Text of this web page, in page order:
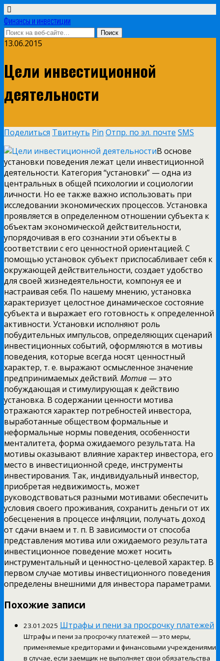
Финансы и инвестиции
13.06.2015
Цели инвестиционной
деятельности
Поделиться Твитнуть Pin Отпр. по эл. почте SMS
В основе
установки поведения лежат цели инвестиционной
деятельности. Категория “установки” — одна из
центральных в общей психологии и социологии
личности. Но ее также важно использовать при
исследовании экономических процессов. Установка
проявляется в определенном отношении субъекта к
объектам экономической действительности,
упорядочивая в его сознании эти объекты в
соответствии с его ценностной ориентацией. С
помощью установок субъект приспосабливает себя к
окружающей действительности, создает удобство
для своей жизнедеятельности, компонуя ее и
настраивая себя. По нашему мнению, установка
характеризует целостное динамическое состояние
субъекта и выражает его готовность к определенной
активности. Установки исполняют роль
побудительных импульсов, определяющих сценарий
инвестиционных событий, оформляются в мотивы
поведения, которые всегда носят ценностный
характер, т. е. выражают осмысленное значение
предпринимаемых действий. Мотив — это
побуждающая и стимулирующая к действию
установка. В содержании ценности мотива
отражаются характер потребностей инвестора,
выработанные обществом формальные и
неформальные нормы поведения, особенности
менталитета, форма ожидаемого результата. На
мотивы оказывают влияние характер инвестора, его
место в инвестиционной среде, инструменты
инвестирования. Так, индивидуальный инвестор,
приобретая недвижимость, может
руководствоваться разными мотивами: обеспечить
условия своего проживания, сохранить деньги от их
обесценения в процессе инфляции, получать доход
от сдачи внаем и т. п. В зависимости от способа
представления мотива или ожидаемого результата
инвестиционное поведение может носить
инструментальный и ценностно-целевой характер. В
первом случае мотивы инвестиционного поведения
определены внешними для инвестора параметрами.
Похожие записи
23.01.2025 Штрафы и пени за просрочку платежей
Штрафы и пени за просрочку платежей — это меры,
применяемые кредиторами и финансовыми учреждениями
в случае, если заемщик не выполняет свои обязательства